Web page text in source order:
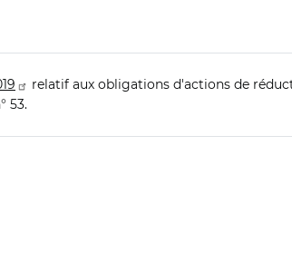
relatif aux obligations d'actions de
53.